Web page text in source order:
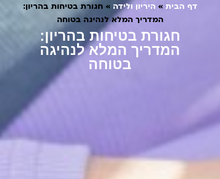
דף הבית»היריון ולידה» חגורת בטיחות בהריון:
המדריך המלא לנהיגה בטוחה
חגורת בטיחות בהריון:
המדריך המלא לנהיגה
בטוחה